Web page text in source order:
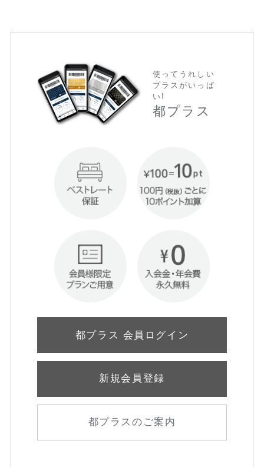
使ってうれしい
プラスがいっぱ
い!
都プラス
都プラス 会員ログイン
新規会員登録
都プラスのご案内